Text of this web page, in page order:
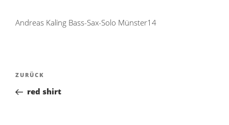
Andreas Kaling Bass-Sax-Solo Münster14
Beitragsnavigation
Vorheriger
Beitrag
ZURÜCK
red shirt